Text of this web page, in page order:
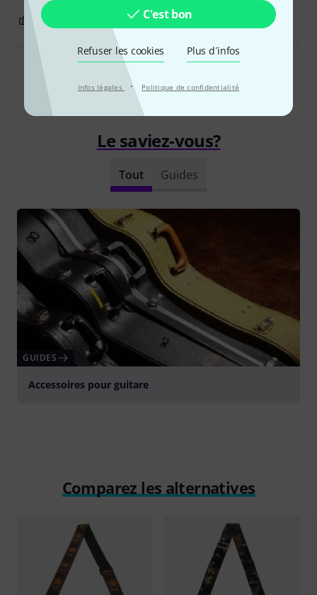
C'est bon
Refuser les cookies Plus d´infos
Infos légales · Politique de confidentialité
SIGNALER L'ÉVALUATION
Lire toutes les évaluations
Le saviez-vous?
Tout Guides
GUIDES
Accessoires pour guitare
Comparez les alternatives